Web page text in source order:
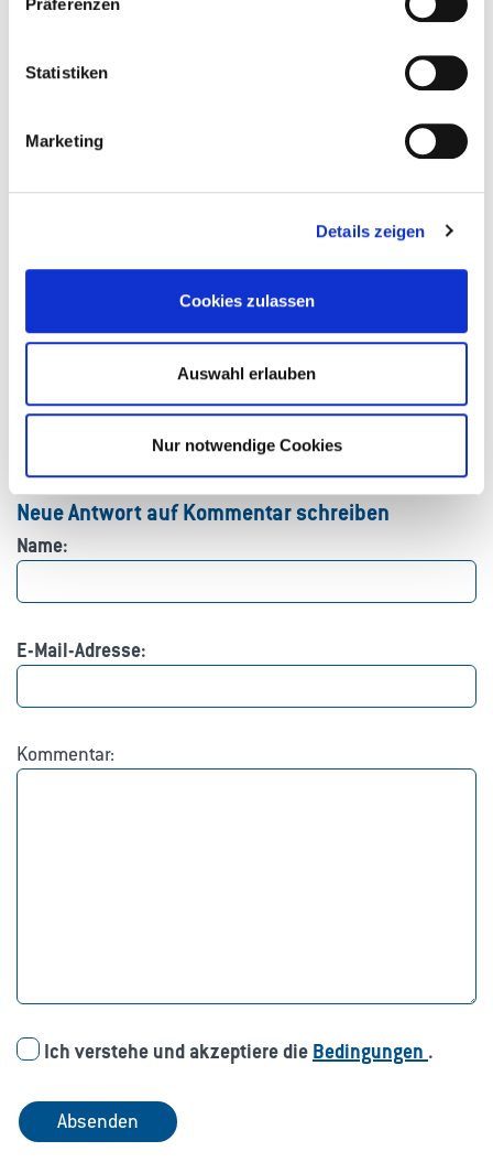
Präferenzen
Statistiken
Marketing
Details zeigen
Cookies zulassen
Auswahl erlauben
Nur notwendige Cookies
Guten Tag, mein Name ist Alex Guban, ich bin ein
Schüler des 8. Jahrgangs auf dem Ratsgymansium
Ryan Sutherland
Heinrich-Nordhoff-Gesamtschule und würde gerne
bei Ihnen den Zukunftstag erleben.
am Antworten
Neue Antwort auf Kommentar schreiben
Name:
E-Mail-Adresse:
Kommentar:
Ich verstehe und akzeptiere die Bedingungen .